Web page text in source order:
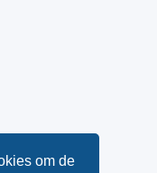
om de